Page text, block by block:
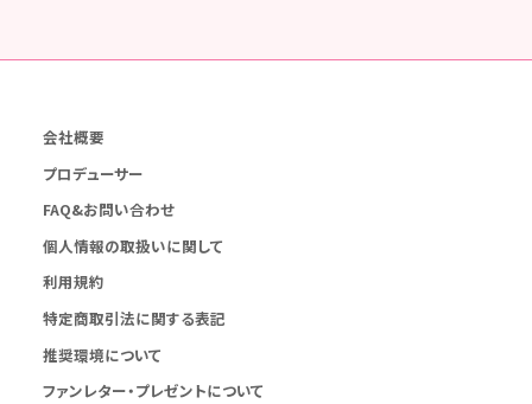
会社概要
プロデューサー
FAQ&お問い合わせ
個人情報の取扱いに関して
利用規約
特定商取引法に関する表記
推奨環境について
ファンレター・プレゼントについて